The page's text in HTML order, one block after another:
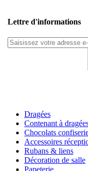
Lettre d'informations
Dragées
Contenant à
Chocolats
Accessoires
Rubans & liens
Décoration de salle